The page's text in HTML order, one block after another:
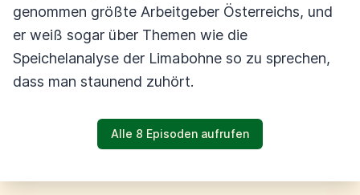
genommen größte Arbeitgeber Österreichs, und
er weiß sogar über Themen wie die
Speichelanalyse der Limabohne so zu sprechen,
dass man staunend zuhört.
Alle 8 Episoden aufrufen